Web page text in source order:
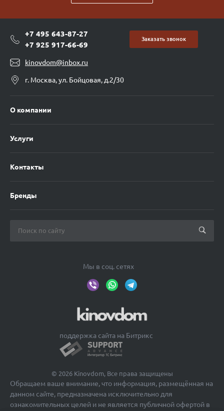
+7 495 643-87-27
+7 925 917-66-69
Заказать звонок
kinovdom@inbox.ru
г. Москва, ул. Бойцовая, д.2/30
О компании
Услуги
Контакты
Бренды
Мы в соц. сетях
© 2026 Kinovdom, Все права защищены
поддержка сайта на Битрикс
Обращаем ваше внимание, что информация, размещённая на
данном сайте, предназначена исключительно для
ознакомительных целей и не является публичной офертой в